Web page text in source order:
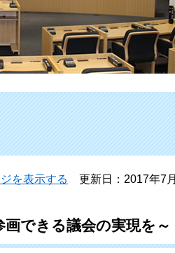
を表示する 更新日：2017年7
できる議会の実現を～